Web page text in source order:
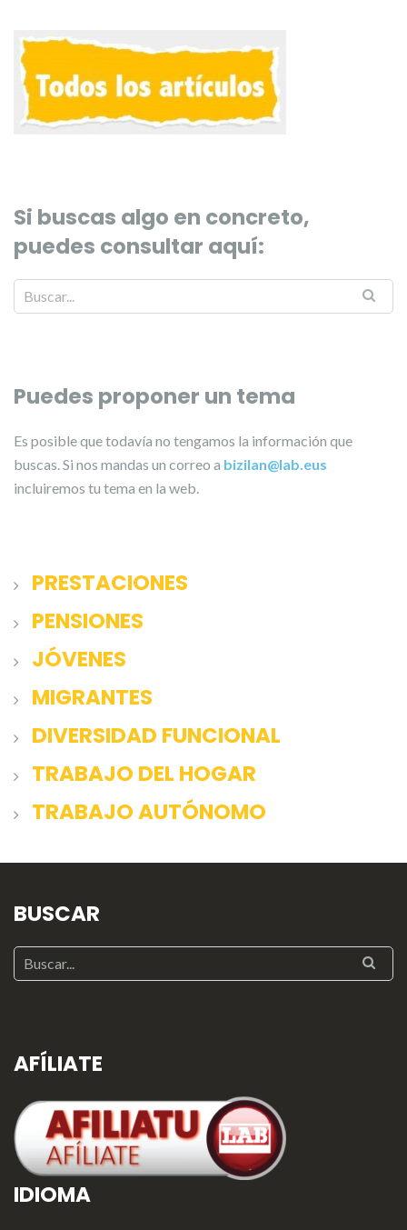
Si buscas algo en concreto,
puedes consultar aquí:
Puedes proponer un tema
Es posible que todavía no tengamos la información que
buscas. Si nos mandas un correo a bizilan@lab.eus
incluiremos tu tema en la web.
PRESTACIONES
PENSIONES
JÓVENES
MIGRANTES
DIVERSIDAD FUNCIONAL
TRABAJO DEL HOGAR
TRABAJO AUTÓNOMO
BUSCAR
AFÍLIATE
IDIOMA